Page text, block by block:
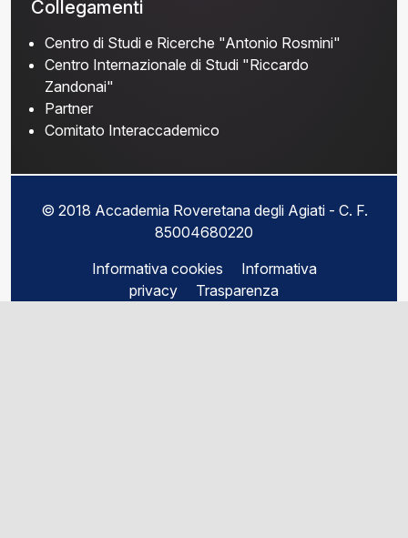
Collegamenti
Centro di Studi e Ricerche "Antonio Rosmini"
Centro Internazionale di Studi "Riccardo
Zandonai"
Partner
Comitato Interaccademico
© 2018 Accademia Roveretana degli Agiati - C. F.
85004680220
Informativa cookies
Informativa
privacy
Trasparenza